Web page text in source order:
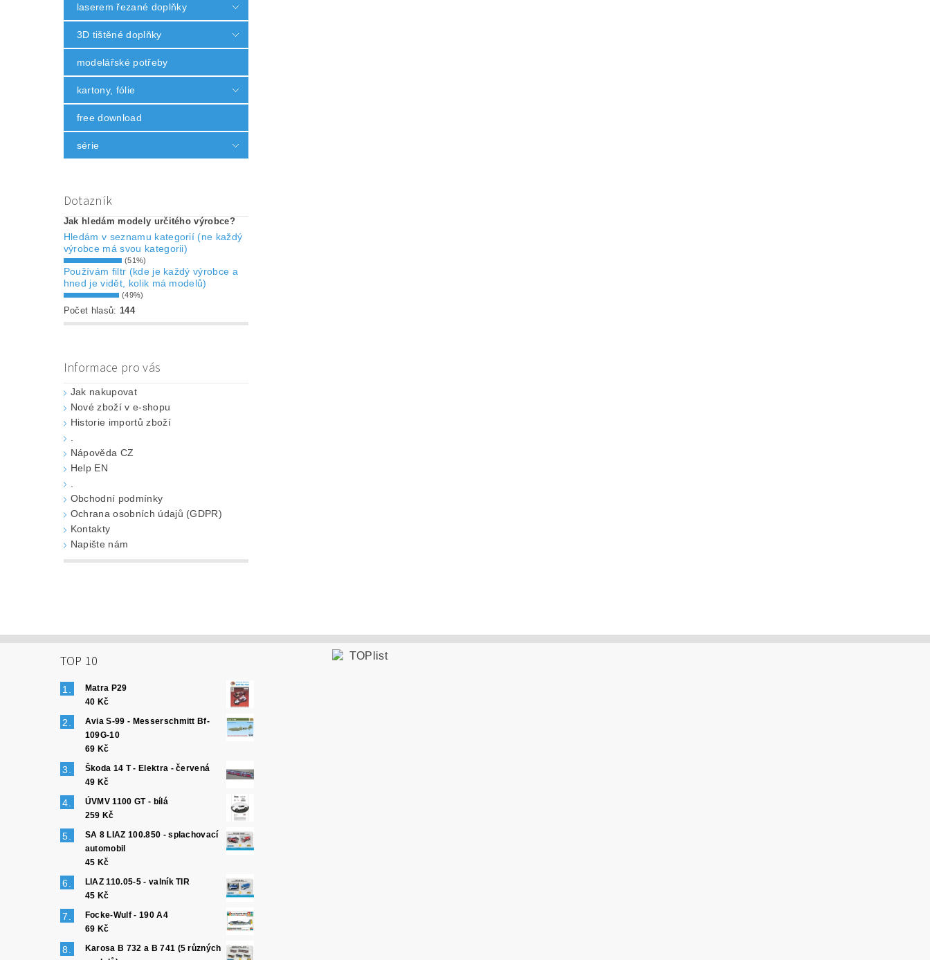
laserem řezané doplňky
3D tištěné doplňky
modelářské potřeby
kartony, fólie
free download
série
Dotazník
Jak hledám modely určitého výrobce?
Hledám v seznamu kategorií (ne každý
výrobce má svou kategorii)
(51%)
Používám filtr (kde je každý výrobce a
hned je vidět, kolik má modelů)
(49%)
Počet hlasů: 144
Informace pro vás
Jak nakupovat
Nové zboží v e-shopu
Historie importů zboží
Nápověda CZ
Help EN
Obchodní podmínky
Ochrana osobních údajů (GDPR)
Kontakty
Napište nám
TOP 10
Matra P29
40 Kč
Avia S-99 - Messerschmitt Bf-
109G-10
69 Kč
Škoda 14 T - Elektra - červená
49 Kč
ÚVMV 1100 GT - bílá
259 Kč
SA 8 LIAZ 100.850 - splachovací
automobil
45 Kč
LIAZ 110.05-5 - valník TIR
45 Kč
Focke-Wulf - 190 A4
69 Kč
Karosa B 732 a B 741 (5 různých